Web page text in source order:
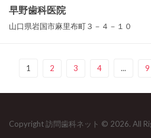
早野歯科医院
山口県岩国市麻里布町３－４－１０
1 2 3 4 ... 9
Copyright 訪問歯科ネット © 2026. All